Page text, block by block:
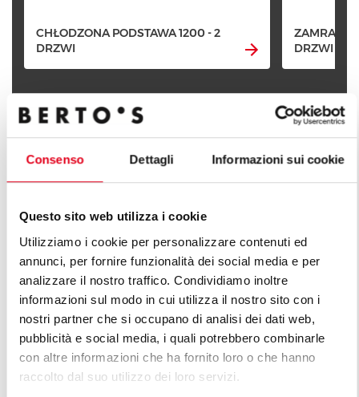
Consenso Dettagli Informazioni sui cookie
Questo sito web utilizza i cookie
Utilizziamo i cookie per personalizzare contenuti ed
annunci, per fornire funzionalità dei social media e per
analizzare il nostro traffico. Condividiamo inoltre
informazioni sul modo in cui utilizza il nostro sito con i
nostri partner che si occupano di analisi dei dati web,
pubblicità e social media, i quali potrebbero combinarle
con altre informazioni che ha fornito loro o che hanno
raccolto dal suo utilizzo dei loro servizi.
CHŁODZONA PODSTAWA 1200 - 2
DRZWI
DRZWI
POZNAJ WSZYSTKIE LINIE